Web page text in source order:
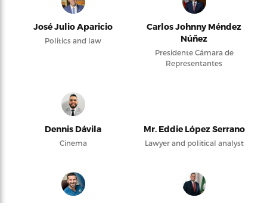
José Julio Aparicio
Politics and law
Carlos Johnny Méndez
Núñez
Presidente Cámara de
Representantes
Dennis Dávila
Cinema
Mr. Eddie López Serrano
Lawyer and political analyst